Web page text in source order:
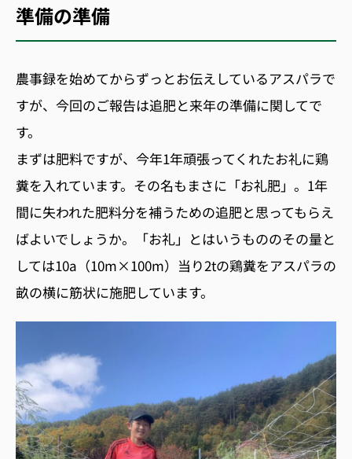
準備の準備
農事録を始めてからずっとお伝えしているアスパラで
すが、今回のご報告は追肥と来年の準備に関してで
す。
まずは肥料ですが、今年1年頑張ってくれたお礼に鶏
糞を入れています。その名もまさに「お礼肥」。1年
間に失われた肥料分を補うための追肥と思ってもらえ
ばよいでしょうか。「お礼」とはいうもののその量と
しては10a（10m×100m）当り2tの鶏糞をアスパラの
畝の横に筋状に施肥しています。